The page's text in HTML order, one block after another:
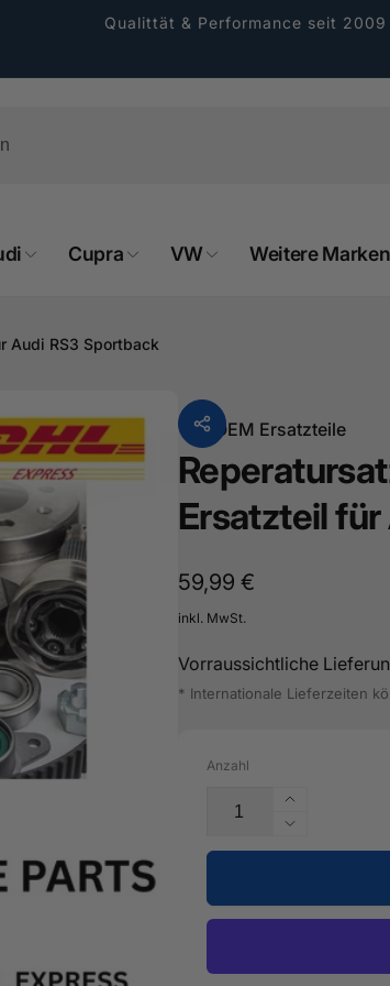
Qualittät & Performance seit 2009
Cupra VW Weitere Marken
Audi RS3 Sportback
VonOEM Ersatzteile
Ersatzteil
Normaler
Preis
59,99 €
inkl. MwSt.
Vorraussichtliche
* Internationale Lieferzeiten
Anzahl
Erhöhe
die
Menge
-
998
Verringere
die
für
4H0
GmbH